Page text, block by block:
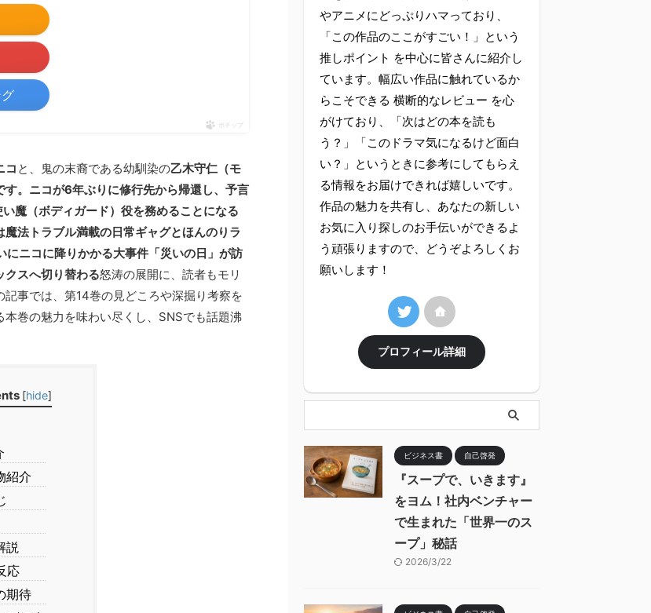
ポチップ
コ と、鬼の末裔である幼馴染の乙木守仁（モ
。ニコが6年ぶりに修行先から帰還し、予言
魔（ボディガード）役を務めることになる
法トラブル満載の日常ギャグとほんのりラ
ニコに降りかかる大事件「災いの日」が訪
クスへ切り替わる怒涛の展開に、読者もモリ
事では、第14巻の見どころや深掘り考察を
巻の魅力を味わい尽くし、SNSでも話題沸
[hide]
紹介
説
応
期待
やアニメにどっぷりハマっており、
「この作品のここがすごい！」という
推しポイント を中心に皆さんに紹介し
ています。幅広い作品に触れているか
らこそできる 横断的なレビュー を心
がけており、「次はどの本を読も
う？」「このドラマ気になるけど面白
い？」というときに参考にしてもらえ
る情報をお届けできれば嬉しいです。
作品の魅力を共有し、あなたの新しい
お気に入り探しのお手伝いができるよ
う頑張りますので、どうぞよろしくお
願いします！
プロフィール詳細
ビジネス書 自己啓発
『スープで、いきます』
をヨム！社内ベンチャー
で生まれた「世界一のス
ープ」秘話
2026/3/22